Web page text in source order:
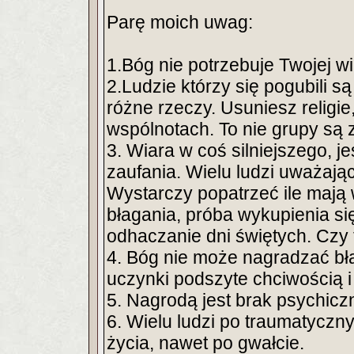
Parę moich uwag:
1.Bóg nie potrzebuje Twojej
2.Ludzie którzy się pogubili
różne rzeczy. Usuniesz
wspólnotach. To nie grupy są
3. Wiara w coś silniejszego,
zaufania. Wielu ludzi
Wystarczy popatrzeć ile mają
błagania, próba wykupienia
odhaczanie dni świętych.
4. Bóg nie może nagradzać
uczynki podszyte chciwością
5. Nagrodą jest brak
6. Wielu ludzi po
życia, nawet po gwałcie.